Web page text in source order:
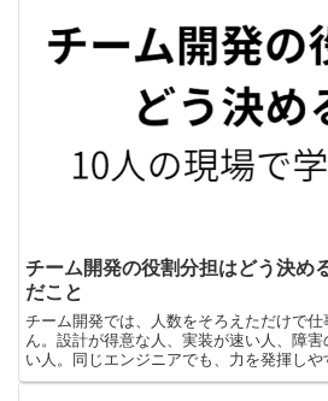
チーム開発の役割分担はどう決め
だこと
チーム開発では、人数をそろえただけで
ん。設計が得意な人、実装が速い人、障
い人。同じエンジニアでも、力を発揮し
す。私は30年以上システム開発に関わっ